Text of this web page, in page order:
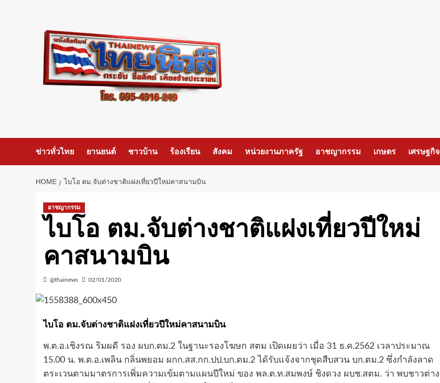
ข่าวทั่วไทย ยานยนต์ ชาวบ้าน ร้องเรียน สังคม หน่วยงานภาครัฐ อาชญากรรม เกษตร เศรษฐกิจ
HOME ไบโอ ตม.จับต่างชาติแฝงเที่ยวปีใหม่คาสนามบิน
อาชญากรรม
ไบโอ ตม.จับต่างชาติแฝงเที่ยวปีใหม่
คาสนามบิน
@thainews 02/01/2020
ไบโอ ตม.จับต่างชาติแฝงเที่ยวปีใหม่คาสนามบิน
พ.ต.อ.เชิงรณ ริมผดี รอง ผบก.ตม.2 ในฐานะรองโฆษก สตม เปิดเผยว่า เมื่อ 31 ธ.ค.2562 เวลาประมาณ
15.00 น. พ.ต.อ.เพลิน กลิ่นพยอม ผกก.สส.กก.ปป.บก.ตม.2 ได้รับแจ้งจากชุดสืบสวน บก.ตม.2 ซึ่งกำลังลาด
ตระเวนตามมาตรการเพิ่มความเข้มตามแผนปีใหม่ ของ พล.ต.ท.สมพงษ์ ชิงดวง ผบช.สตม. ว่า พบชาวต่าง